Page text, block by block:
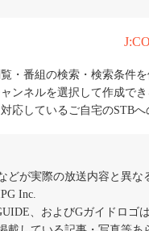
・番組の検索・検索条件
ンネルを選択して作成でき
応しているご自宅のSTBへ
どが実際の放送内容と異な
Inc.
、およびGガイドロゴ